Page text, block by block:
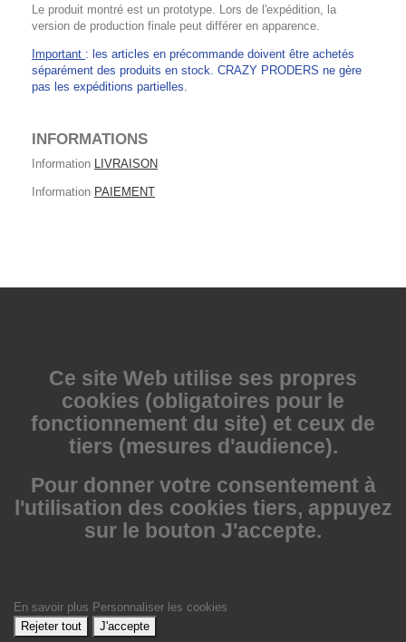
Le produit montré est un prototype. Lors de l'expédition, la
version de production finale peut différer en apparence.
Important : les articles en précommande doivent être achetés
séparément des produits en stock. CRAZY PRODERS ne gère
pas les expéditions partielles.
INFORMATIONS
Information LIVRAISON
Information PAIEMENT
Ce site Web utilise ses propres
cookies (obligatoires pour le
fonctionnement du site) et ceux de
tiers (mesures d'audience).
Pour donner votre consentement à
l'utilisation des cookies tiers, appuyez
sur le bouton J'accepte.
En savoir plus Personnaliser les cookies
Rejeter tout
J'accepte